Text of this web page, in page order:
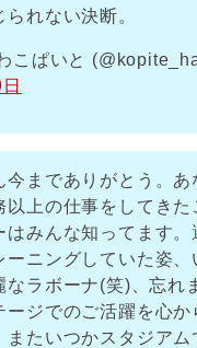
られない決断。
こぱいと
今までありがとう。あ
以上の仕事をしてきた
はみんな知ってます。
ーニングしていた姿、
なラボーナ(笑)、忘れ
ージでのご活躍を心か
またいつかスタジアム